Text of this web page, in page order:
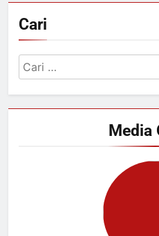
Cari
Cari
untuk:
Media